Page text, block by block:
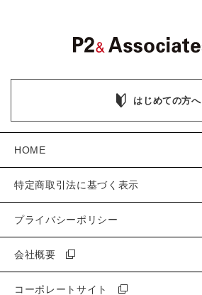
はじめての方へ
HOME
特定商取引法に基づく表示
プライバシーポリシー
会社概要
コーポレートサイト